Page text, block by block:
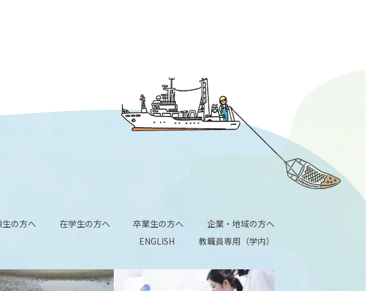
生の方へ 在学生の方へ 卒業生の方へ
企業・地域の方へ
ENGLISH
教職員専用（学内）